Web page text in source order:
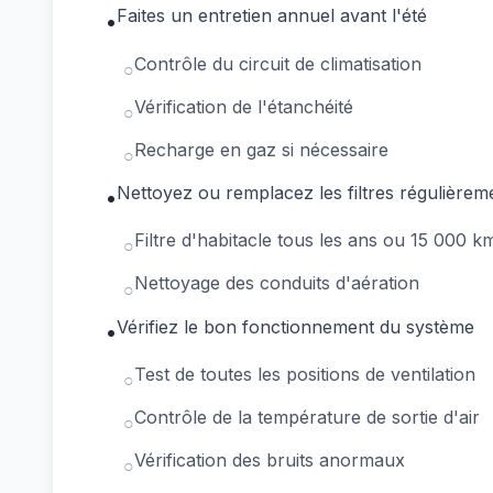
•Faites un entretien annuel avant l'été
○Contrôle du circuit de climatisation
○Vérification de l'étanchéité
○Recharge en gaz si nécessaire
•Nettoyez ou remplacez les filtres
○Filtre d'habitacle tous les ans ou 15 000
○Nettoyage des conduits d'aération
•Vérifiez le bon fonctionnement du système
○Test de toutes les positions de ventilation
○Contrôle de la température de sortie d'air
○Vérification des bruits anormaux